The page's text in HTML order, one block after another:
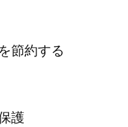
節約する
護